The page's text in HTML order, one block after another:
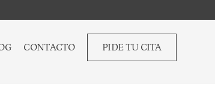
CONTACTO PIDE TU CITA